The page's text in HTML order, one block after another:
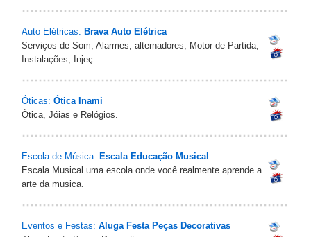
Auto Elétricas: Brava Auto Elétrica
Serviços de Som, Alarmes, alternadores, Motor de Partida,
Instalações, Injeç
Óticas: Ótica Inami
Ótica, Jóias e Relógios.
Escola de Música: Escala Educação Musical
Escala Musical uma escola onde você realmente aprende a
arte da musica.
Eventos e Festas: Aluga Festa Peças Decorativas